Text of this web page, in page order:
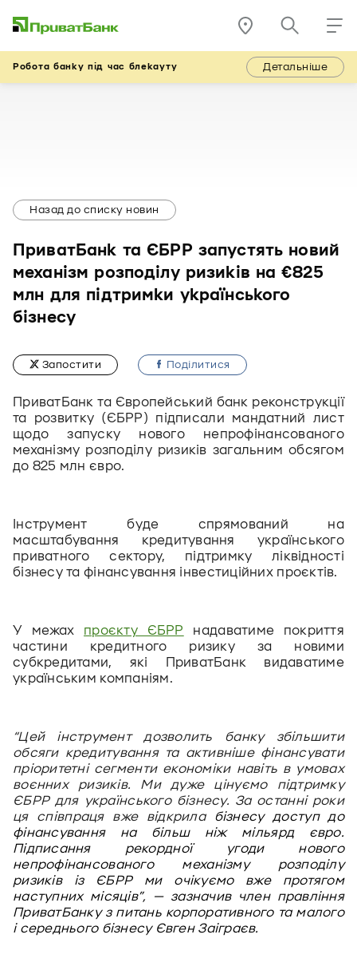
Робота банку під час блекауту Детальніше
Назад до списку новин
ПриватБанк та ЄБРР запустять новий
механізм розподілу ризиків на €825
млн для підтримки українського
бізнесу
Запостити Подiлитися
ПриватБанк та Європейський банк реконструкції
та розвитку (ЄБРР) підписали мандатний лист
щодо запуску нового непрофінансованого
механізму розподілу ризиків загальним обсягом
до 825 млн євро.
Інструмент буде спрямований на
масштабування кредитування українського
приватного сектору, підтримку ліквідності
бізнесу та фінансування інвестиційних проєктів.
У межах проєкту ЄБРР надаватиме покриття
частини кредитного ризику за новими
субкредитами, які ПриватБанк видаватиме
українським компаніям.
“Цей інструмент дозволить банку збільшити
обсяги кредитування та активніше фінансувати
пріоритетні сегменти економіки навіть в умовах
воєнних ризиків. Ми дуже цінуємо підтримку
ЄБРР для українського бізнесу. За останні роки
ця співпраця вже відкрила бізнесу доступ до
фінансування на більш ніж мільярд євро.
Підписання рекордної угоди нового
непрофінансованого механізму розподілу
ризиків із ЄБРР ми очікуємо вже протягом
наступних місяців”, — зазначив член правління
ПриватБанку з питань корпоративного та малого
і середнього бізнесу Євген Заіграєв.